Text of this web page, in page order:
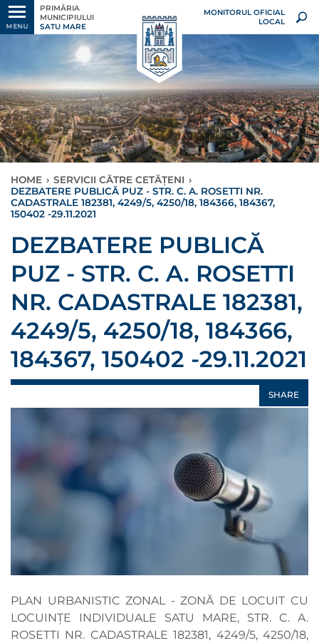
MENU
PRIMĂRIA
MUNICIPIULUI
SATU MARE
MONITORUL OFICIAL
LOCAL
HOME › SERVICII CĂTRE CETĂȚENI ›
DEZBATERE PUBLICĂ PUZ - STR. C. A. ROSETTI NR.
CADASTRALE 182381, 4249/5, 4250/18, 184366, 184367,
150402 -29.11.2021
DEZBATERE PUBLICĂ
PUZ - STR. C. A. ROSETTI
NR. CADASTRALE 182381,
4249/5, 4250/18, 184366,
184367, 150402 -29.11.2021
SHARE
PLAN URBANISTIC ZONAL - ZONĂ DE LOCUIT CU
LOCUINȚE INDIVIDUALE SATU MARE, STR. C. A.
ROSETTI NR. CADASTRALE 182381, 4249/5, 4250/18,